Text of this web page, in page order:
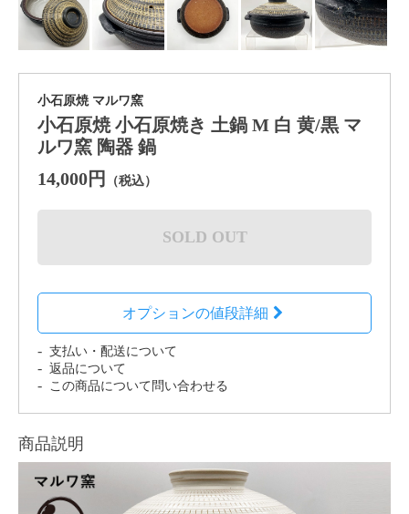
小石原焼 マルワ窯
小石原焼 小石原焼き 土鍋 M 白 黄/黒 マ
ルワ窯 陶器 鍋
14,000円
（税込）
SOLD OUT
オプションの値段詳細
支払い・配送について
返品について
この商品について問い合わせる
商品説明